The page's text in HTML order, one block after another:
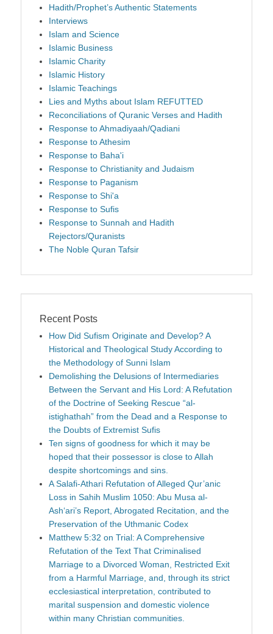
Hadith/Prophet’s Authentic Statements
Interviews
Islam and Science
Islamic Business
Islamic Charity
Islamic History
Islamic Teachings
Lies and Myths about Islam REFUTTED
Reconciliations of Quranic Verses and Hadith
Response to Ahmadiyaah/Qadiani
Response to Athesim
Response to Baha'i
Response to Christianity and Judaism
Response to Paganism
Response to Shi'a
Response to Sufis
Response to Sunnah and Hadith
Rejectors/Quranists
The Noble Quran Tafsir
Recent Posts
How Did Sufism Originate and Develop? A
Historical and Theological Study According to
the Methodology of Sunni Islam
Demolishing the Delusions of Intermediaries
Between the Servant and His Lord: A Refutation
of the Doctrine of Seeking Rescue “al-
istighathah” from the Dead and a Response to
the Doubts of Extremist Sufis
Ten signs of goodness for which it may be
hoped that their possessor is close to Allah
despite shortcomings and sins.
A Salafi-Athari Refutation of Alleged Qur’anic
Loss in Sahih Muslim 1050: Abu Musa al-
Ash‘ari’s Report, Abrogated Recitation, and the
Preservation of the Uthmanic Codex
Matthew 5:32 on Trial: A Comprehensive
Refutation of the Text That Criminalised
Marriage to a Divorced Woman, Restricted Exit
from a Harmful Marriage, and, through its strict
ecclesiastical interpretation, contributed to
marital suspension and domestic violence
within many Christian communities.